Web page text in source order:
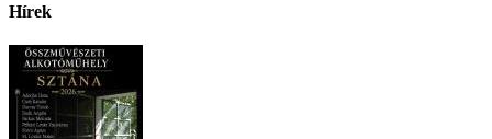
Hírek